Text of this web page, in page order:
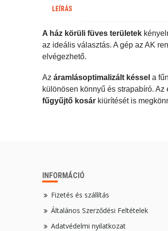
LEÍRÁS
A ház körüli füves területek
az ideális választás. A gép az AK
elvégezhető.
Az áramlásoptimalizált késsel a
különösen könnyű és strapabíró.
fűgyűjtő kosár kiürítését is
INFORMÁCIÓ
Fizetés és szállítás
Általános Szerződési Feltételek
Adatvédelmi nyilatkozat